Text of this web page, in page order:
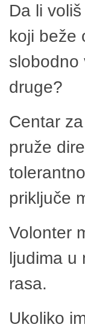
Da li
koji beže
slobodno
druge?
Centar
pruže
priključe
Volonter
ljudima u
rasa.
Ukoliko